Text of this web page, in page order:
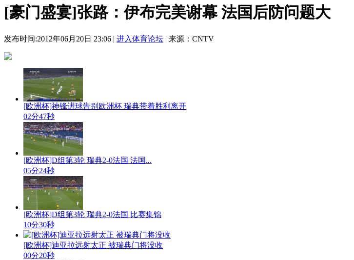
[豪门盛宴]张路：伊布完美谢幕 法国后防问题大
发布时间:2012年06月20日 23:06 | 进入体育论坛 | 来源：CNTV
[欧洲杯]神锋进球告别欧洲杯 瑞典带着胜利离开
02分47秒
[欧洲杯]D组第3轮 瑞典2-0法国 法国...
05分24秒
[欧洲杯]D组第3轮 瑞典2-0法国 比赛集锦
10分30秒
[欧洲杯]迪亚拉远射太正 被瑞典门将没收
00分20秒